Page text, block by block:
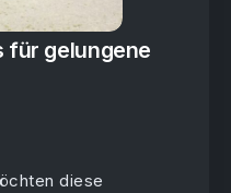
für gelungene
diese